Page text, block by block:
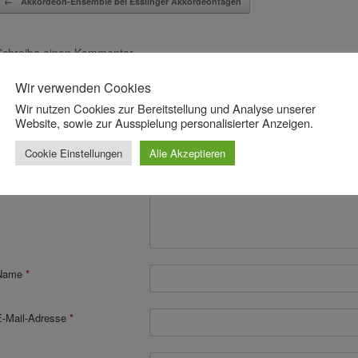
einen Kommentar
Deine E-Mail-Adresse wird nicht veröffentlicht.
Kommentar*
*
Mail-Adresse*
Wir verwenden Cookies
Wir nutzen Cookies zur Bereitstellung und Analyse unserer
Website, sowie zur Ausspielung personalisierter Anzeigen.
Cookie Einstellungen Alle Akzeptieren